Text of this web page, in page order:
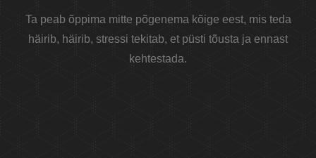
Ta peab õppima mitte põgenema kõige eest, mis teda
häirib, häirib, stressi tekitab, et püsti tõusta ja ennast
kehtestada.